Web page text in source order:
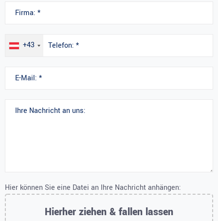
+43
Hier können Sie eine Datei an Ihre Nachricht anhängen:
Hierher ziehen & fallen lassen